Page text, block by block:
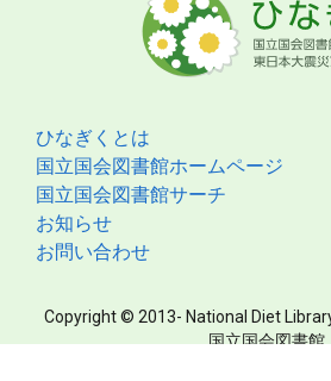
ひなぎくとは
国立国会図書館ホームページ
国立国会図書館サーチ
お知らせ
お問い合わせ
Copyright © 2013- National Diet